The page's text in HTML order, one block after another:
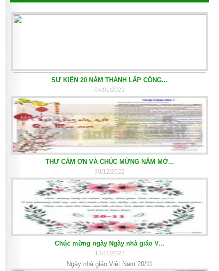
SỰ KIỆN 20 NĂM THÀNH LẬP CÔNG...
04/01/2023
THƯ CẢM ƠN VÀ CHÚC MỪNG NĂM MỚ...
30/12/2022
Chúc mừng ngày Ngày nhà giáo V...
18/11/2022
Ngày nhà giáo Việt Nam 20/11